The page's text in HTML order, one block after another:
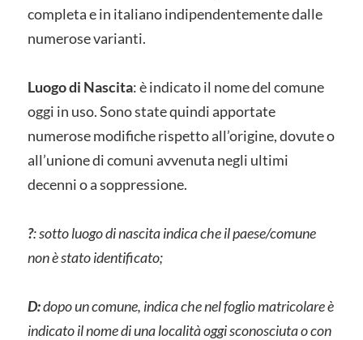
completa e in italiano indipendentemente dalle
numerose varianti.
Luogo di Nascita: è indicato il nome del comune
oggi in uso. Sono state quindi apportate
numerose modifiche rispetto all’origine, dovute o
all’unione di comuni avvenuta negli ultimi
decenni o a soppressione.
?: sotto luogo di nascita indica che il paese/comune
non è stato identificato;
D:dopo un comune, indica che nel foglio matricolare è
indicato il nome di una località oggi sconosciuta o con